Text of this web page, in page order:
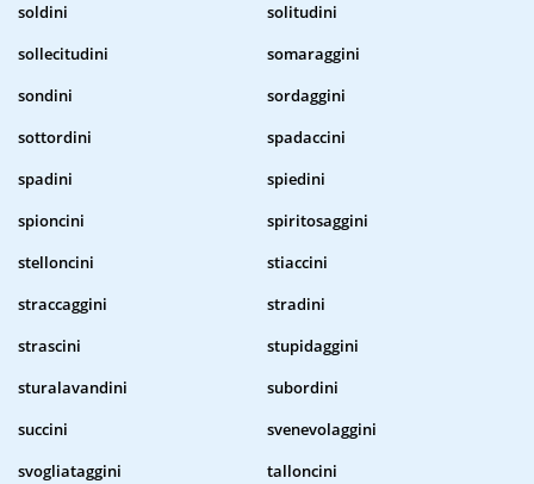
soldini
solitudini
sollecitudini
somaraggini
sondini
sordaggini
sottordini
spadaccini
spadini
spiedini
spioncini
spiritosaggini
stelloncini
stiaccini
straccaggini
stradini
strascini
stupidaggini
sturalavandini
subordini
succini
svenevolaggini
svogliataggini
talloncini